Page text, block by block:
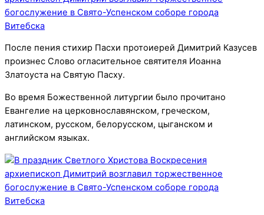
После пения стихир Пасхи протоиерей Димитрий Казусев
произнес Слово огласительное святителя Иоанна
Златоуста на Святую Пасху.
Во время Божественной литургии было прочитано
Евангелие на церковнославянском, греческом,
латинском, русском, белорусском, цыганском и
английском языках.